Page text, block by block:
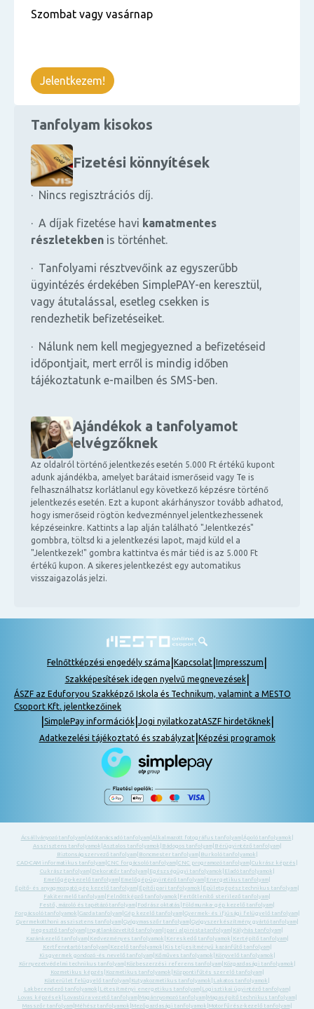
Tanfolyam kisokos
Fizetési könnyítések
· Nincs regisztrációs díj.
· A díjak fizetése havi kamatmentes
részletekben is történhet.
· Tanfolyami résztvevőink az egyszerűbb
ügyintézés érdekében SimplePAY-en keresztül,
vagy átutalással, esetleg csekken is
rendezhetik befizetéseiket.
· Nálunk nem kell megjegyezned a befizetéseid
időpontjait, mert erről is mindig időben
tájékoztatunk e-mailben és SMS-ben.
Ajándékok a tanfolyamot
elvégzőknek
Az oldalról történő jelentkezés esetén 5.000 Ft értékű kupont
adunk ajándékba, amelyet barátaid ismerőseid vagy Te is
felhasználhatsz korlátlanul egy következő képzésre történő
jelentkezés esetén. Ezt a kupont akárhányszor tovább adhatod,
hogy ismerőseid rögtön kedvezménnyel jelentkezhessenek
képzéseinkre. Kattints a lap alján található "Jelentkezés"
gombbra, töltsd ki a jelentkezési lapot, majd küld el a
"Jelentkezek!" gombra kattintva és már tiéd is az 5.000 Ft
értékű kupon. A sikeres jelentkezést egy automatikus
visszaigazolás jelzi.
Szombat vagy vasárnap
Jelentkezem!
Felnőttképzési engedély száma Kapcsolat Impresszum
Szakképesítések idegen nyelvű megnevezések|
ÁSZF az Eduforyou Szakképző Iskola és Technikum, valamint a MESTO
Csoport Kft. jelentkezőinek
SimplePay információk| Jogi nyilatkozatASZF hirdetőknek|
Adatkezelési tájékoztató és szabályzat| Képzési programok
Ácsállványozó tanfolyam| Adótanácsadó tanfolyam| Alkalmazott fotográfus tanfolyam| Ápoló tanfolyamok
Asszisztens tanfolyamok Asztalos tanfolyamok Bádogos tanfolyam| Bérügyintéző tanfolyam|
Biztonságszervező tanfolyam| Boncmester tanfolyam| Burkoló tanfolyamok
CAD-CAM informatikus tanfolyam| CNC forgácsoló tanfolyam| CNC programozó tanfolyam| Cukrász képzés
Cukrász tanfolyam| Dekoratőr tanfolyam| Egészségügyi tanfolyamok Eladó tanfolyamok
Emelőgép-kezelő tanfolyam Emelőgép-ügyintéző tanfolyam Energetikus tanfolyam
Építő- és anyagmozgató gép kezelő tanfolyam Építőipari tanfolyamok Épületgépész technikus tanfolyam
Fakitermelő tanfolyam Felnőttképző tanfolyamok Fertőtlenítő sterilező tanfolyam
Festő, mázoló és tapétázó tanfolyam Fodrász oktatás Földmunka- gép kezelő tanfolyam
Forgácsoló tanfolyamok Gazda tanfolyam| Gép kezelő tanfolyam| Gyermek- és ifjúsági felügyelő tanfolyam|
Gyermekotthoni asszisztens tanfolyam| Gyógymasszőr tanfolyam| Gyógyszerkészítmény gyártó tanfolyam|
Hegesztő tanfolyam Ingatlanközvetítő tanfolyam Ipari alpinista tanfolyam Kályhás tanfolyam
Kazánkezelő tanfolyam| Kedvezményes tanfolyamok Kereskedő tanfolyamok Kertépítő tanfolyam|
Kertfenntartó tanfolyam| Kezelő tanfolyamok Kis teljesítményű kazánfűtő tanfolyam|
Kisgyermek gondozó -és nevelő tanfolyam| Kőműves tanfolyamok Könyvelő tanfolyamok
Környezetvédelmi technikus tanfolyam| Közbeszerzési referens tanfolyam| Közgazdasági tanfolyamok
Kozmetikus képzés Kozmetikus tanfolyamok Központifűtés szerelő tanfolyam|
Közterület felügyelő tanfolyam Kutyakozmetikus tanfolyamok Lakatos tanfolyamok
Lakberendező tanfolyamok Létesítményi energetikus tanfolyam| Logisztikai ügyintéző tanfolyam|
Lovas képzések Lovastúra vezető tanfolyam| Magánnyomozó tanfolyam| Magasépítő technikus tanfolyam|
Masszőr tanfolyam| Méhész tanfolyamok Mezőgazdasági tanfolyamok Motorfűrész-kezelő tanfolyam|